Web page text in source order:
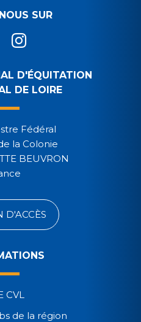
SUR
D'ÉQUITATION
DE LOIRE
Fédéral
la Colonie
BEUVRON
D'ACCÈS
CVL
de la région